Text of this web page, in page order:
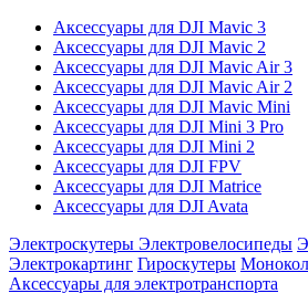
Аксессуары для DJI Mavic 3
Аксессуары для DJI Mavic 2
Аксессуары для DJI Mavic Air 3
Аксессуары для DJI Mavic Air 2
Аксессуары для DJI Mavic Mini
Аксессуары для DJI Mini 3 Pro
Аксессуары для DJI Mini 2
Аксессуары для DJI FPV
Аксессуары для DJI Matrice
Аксессуары для DJI Avata
Электроскутеры Электровелосипеды
Электрокартинг Гироскутеры
Аксессуары для электротранспорта